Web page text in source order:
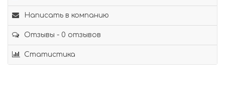
Написать в компанию
Отзывы - 0 отзывов
Статистика